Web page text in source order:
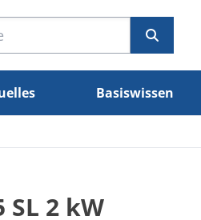
Basiswissen
2 kW